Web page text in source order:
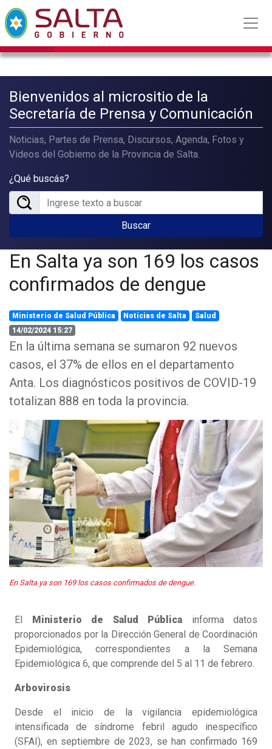
Bienvenidos al micrositio de la
Secretaría de Prensa y Comunicación
Noticias, Partes de Prensa, Discursos, Agenda, Fotos y
Videos del Gobierno de la Provincia de Salta.
¿Qué buscás?
Buscar
En Salta ya son 169 los casos
confirmados de dengue
Ministerio de Salud Pública Noticias de Salta
Salud
14/02/2024 15:27
En la última semana se sumaron 92 nuevos
casos, el 37% de ellos en el departamento
Anta. Los diagnósticos positivos de COVID-19
totalizan 888 en toda la provincia.
En Salta ya son 169 los casos confirmados de dengue.
El Ministerio de Salud Pública informa datos
proporcionados por la Dirección General de Coordinación
Epidemiológica, correspondientes a la Semana
Epidemiológica 6, que comprende del 5 al 11 de febrero.
Arbovirosis
Desde el inicio de la vigilancia epidemiológica
intensificada de síndrome febril agudo inespecífico
(SFAI), en septiembre de 2023, se han confirmado 169